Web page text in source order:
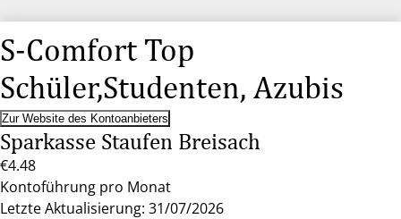
S-Comfort Top
Schüler,Studenten, Azubis
Zur Website des Kontoanbieters
Sparkasse Staufen Breisach
€4.48
Kontoführung pro Monat
Letzte Aktualisierung: 31/07/2026